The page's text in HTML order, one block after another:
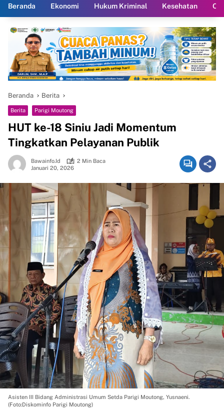
Beranda Ekonomi Hukum Kriminal Kesehatan
Beranda Berita
Berita Parigi Moutong
HUT ke-18 Siniu Jadi Momentum
Tingkatkan Pelayanan Publik
Bawainfo.id
2 Min Baca
Januari 20, 2026
Asisten III Bidang Administrasi Umum Setda Parigi Moutong, Yusnaeni.
(Foto:Diskominfo Parigi Moutong)